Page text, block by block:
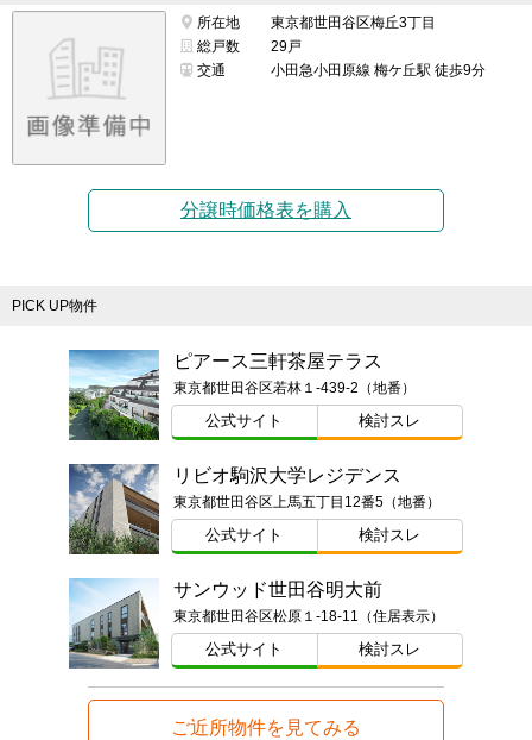
所在地
東京都世田谷区梅丘3丁目
総戸数
29戸
交通
小田急小田原線 梅ケ丘駅 徒歩9分
分譲時価格表を購入
PICK UP物件
ピアース三軒茶屋テラス
東京都世田谷区若林１-439-2（地番）
公式サイト 検討スレ
リビオ駒沢大学レジデンス
東京都世田谷区上馬五丁目12番5（地番）
公式サイト 検討スレ
サンウッド世田谷明大前
東京都世田谷区松原１-18-11（住居表示）
公式サイト 検討スレ
ご近所物件を見てみる